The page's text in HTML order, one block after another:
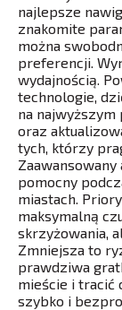
najlepsze
znakomite
można
preferencji.
wydajnością.
technologie,
na
oraz
tych, którzy
pomocny
miastach.
maksymalną
skrzyżowania,
Zmniejsza to
prawdziwa
mieście i tracić
szybko i